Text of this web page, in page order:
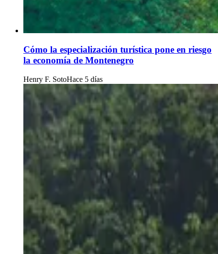
Cómo la especialización turística pone en riesgo
la economía de Montenegro
Henry F. SotoHace 5 días